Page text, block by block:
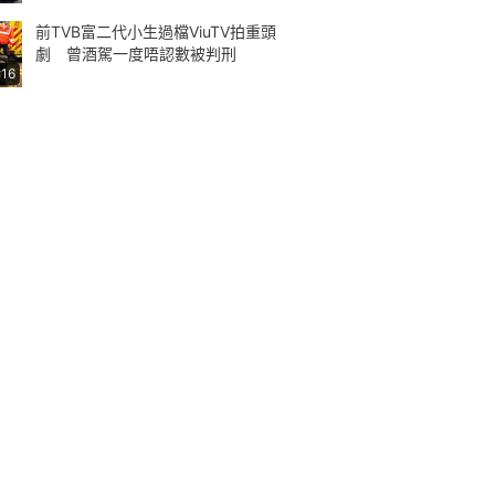
前TVB富二代小生過檔ViuTV拍重頭
劇 曾酒駕一度唔認數被判刑